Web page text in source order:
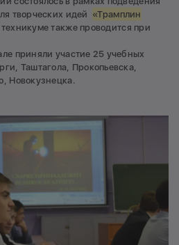
творческих идей «Трамплин
также проводится при
приняли участие 25 учебных
Таштагола, Прокопьевска,
Новокузнецка.